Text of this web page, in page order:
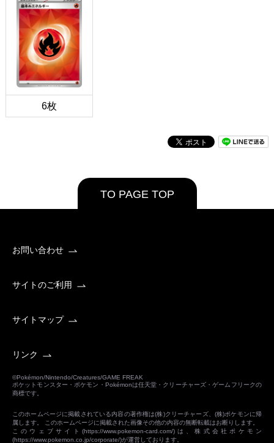
6枚
TO PAGE TOP
お問い合わせ
サイトのご利用
サイトマップ
リンク
©Pokémon/Nintendo/Creatures/GAME FREAK
ポケットモンスター・ポケモン・Pokémonは任天堂・クリーチャーズ・ゲームフリークの
商標です。
このホームページに掲載されている内容の著作権は(株)クリーチャーズ、(株)ポケモンに帰
属します。 このホームページに掲載された画像その他の内容の無断転載はお断りします。
このウェブサイト(https://www.pokemon-card.com/)は、株式会社ポケモン
(https://www.pokemon.co.jp/corporate/)が運営しております。